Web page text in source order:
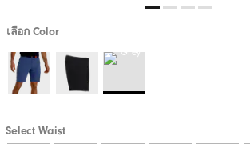
เลือก Color
Select Waist